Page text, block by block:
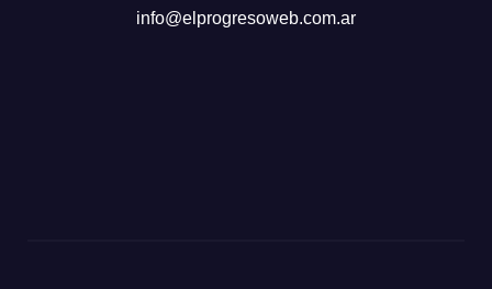
info@elprogresoweb.com.ar